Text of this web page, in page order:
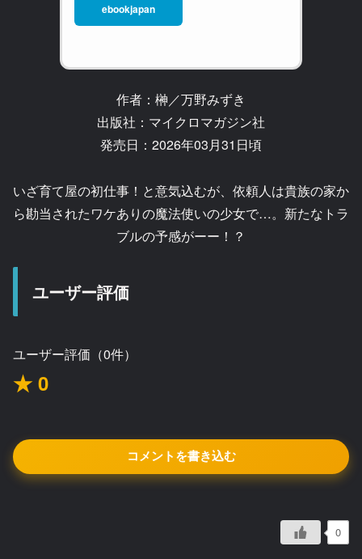
ebookjapan
作者：榊／万野みずき
出版社：マイクロマガジン社
発売日：2026年03月31日頃
いざ育て屋の初仕事！と意気込むが、依頼人は貴族の家か
ら勘当されたワケありの魔法使いの少女で…。新たなトラ
ブルの予感がーー！？
ユーザー評価
ユーザー評価（0件）
★ 0
コメントを書き込む
0